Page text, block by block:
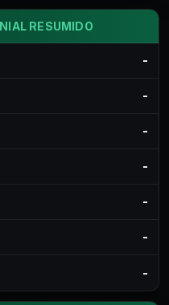
RESUMIDO
-
-
-
-
-
-
-